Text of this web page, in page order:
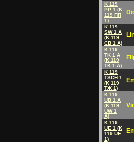
K 119
PP 1 (K
119 ПП
1)
K 119
SW 1 A
(K 119
CB 1 A)
K 119
TK 1 A
(K 119
TK 1 A)
K 119
TSCH 1
(K 119
TЖ 1)
K 119
UB 1 A
(K 119
UW 1
A)
K 119
UE 1 (K
119 UE
1)